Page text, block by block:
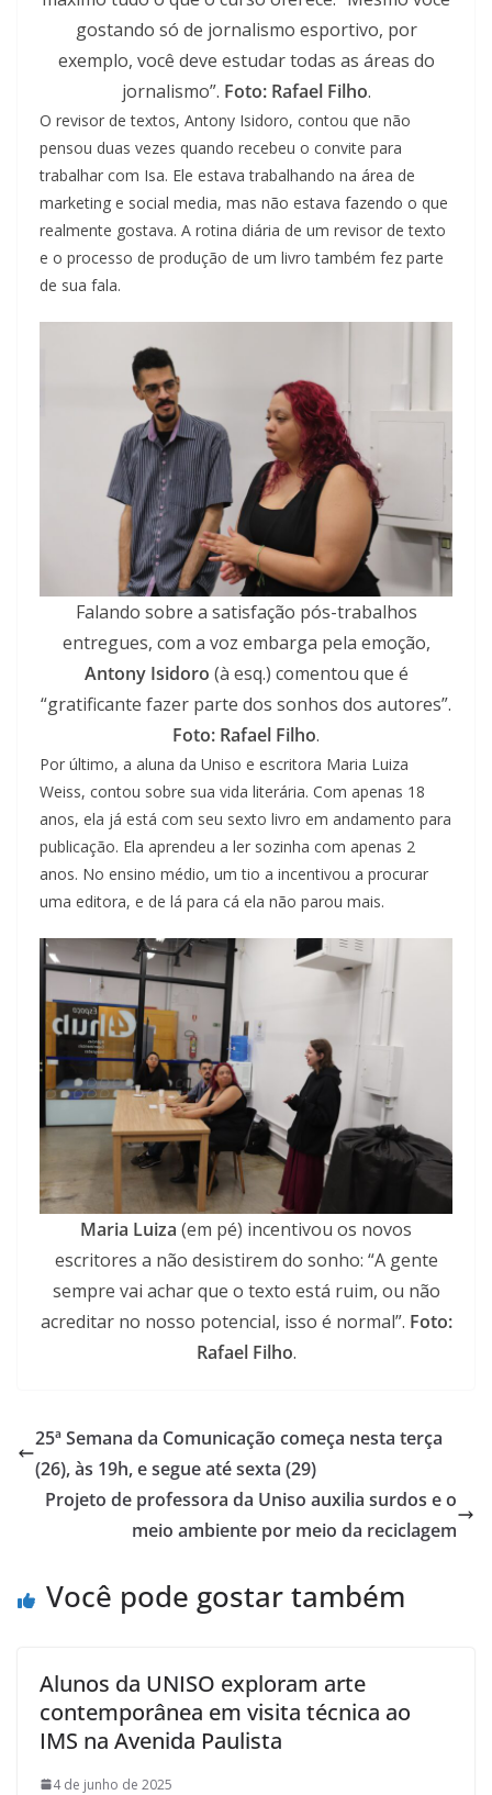
gostando só de jornalismo esportivo, por
exemplo, você deve estudar todas as áreas do
jornalismo”. Foto: Rafael Filho.
O revisor de textos, Antony Isidoro, contou que não
pensou duas vezes quando recebeu o convite para
trabalhar com Isa. Ele estava trabalhando na área de
marketing e social media, mas não estava fazendo o que
realmente gostava. A rotina diária de um revisor de texto
e o processo de produção de um livro também fez parte
de sua fala.
Falando sobre a satisfação pós-trabalhos
entregues, com a voz embarga pela emoção,
Antony Isidoro (à esq.) comentou que é
“gratificante fazer parte dos sonhos dos autores”.
Foto: Rafael Filho.
Por último, a aluna da Uniso e escritora Maria Luiza
Weiss, contou sobre sua vida literária. Com apenas 18
anos, ela já está com seu sexto livro em andamento para
publicação. Ela aprendeu a ler sozinha com apenas 2
anos. No ensino médio, um tio a incentivou a procurar
uma editora, e de lá para cá ela não parou mais.
Maria Luiza (em pé) incentivou os novos
escritores a não desistirem do sonho: “A gente
sempre vai achar que o texto está ruim, ou não
acreditar no nosso potencial, isso é normal”. Foto:
Rafael Filho.
25ª Semana da Comunicação começa nesta terça
(26), às 19h, e segue até sexta (29)
Projeto de professora da Uniso auxilia surdos e o
meio ambiente por meio da reciclagem
Você pode gostar também
Alunos da UNISO exploram arte
contemporânea em visita técnica ao
IMS na Avenida Paulista
4 de junho de 2025